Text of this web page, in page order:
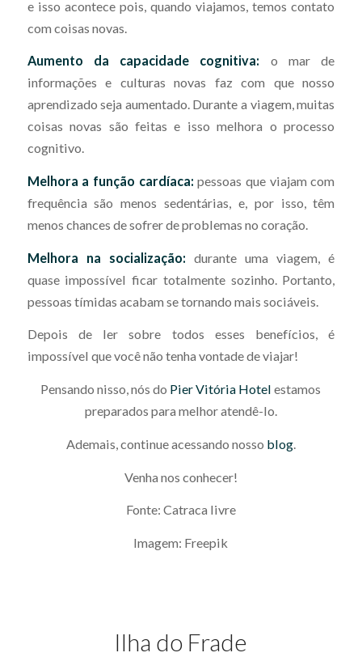
e isso acontece pois, quando viajamos, temos contato
com coisas novas.
Aumento da capacidade cognitiva: o mar de
informações e culturas novas faz com que nosso
aprendizado seja aumentado. Durante a viagem, muitas
coisas novas são feitas e isso melhora o processo
cognitivo.
Melhora a função cardíaca: pessoas que viajam com
frequência são menos sedentárias, e, por isso, têm
menos chances de sofrer de problemas no coração.
Melhora na socialização: durante uma viagem, é
quase impossível ficar totalmente sozinho. Portanto,
pessoas tímidas acabam se tornando mais sociáveis.
Depois de ler sobre todos esses benefícios, é
impossível que você não tenha vontade de viajar!
Pensando nisso, nós do Pier Vitória Hotelestamos
preparados para melhor atendê-lo.
Ademais, continue acessando nosso blog.
Venha nos conhecer!
Fonte: Catraca livre
Imagem: Freepik
Ilha do Frade